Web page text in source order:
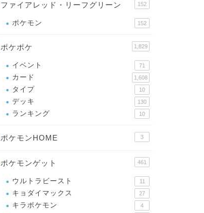
ファイアレッド・リーフグリーン 152
ポケモン 152
ポケポケ 1,829
イベント 71
カード 1,608
タイプ 10
デッキ 130
ランキング 10
ポケモンHOME 3
ポケモンゲット 461
ウルトラビースト 11
キョダイマックス 27
キラポケモン 4